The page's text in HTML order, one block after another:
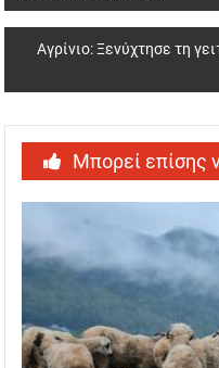
Αγρίνιο: Ξενύχτησε τη
Μπορεί επίσης